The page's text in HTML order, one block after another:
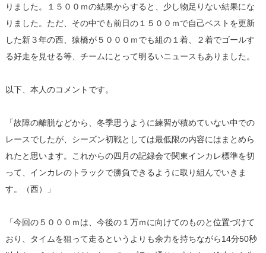
りました。１５００ｍの結果からすると、少し物足りない結果にな
りました。ただ、その中でも前日の１５００ｍで自己ベストを更新
した新３年の西、猿橋が５０００ｍでも組の１着、２着でゴールす
る好走を見せる等、チームにとって明るいニュースもありました。
以下、本人のコメントです。
「故障の離脱などから、冬季思うように練習が積めていない中での
レースでしたが、シーズン初戦としては最低限の内容にはまとめら
れたと思います。これからの四月の記録会で関東インカレ標準を切
って、インカレのトラックで勝負できるように取り組んでいきま
す。（西）」
「今回の５０００ｍは、今後の１万ｍに向けてのものと位置づけて
おり、タイムを狙って走るというよりも余力を持ちながら14分50秒